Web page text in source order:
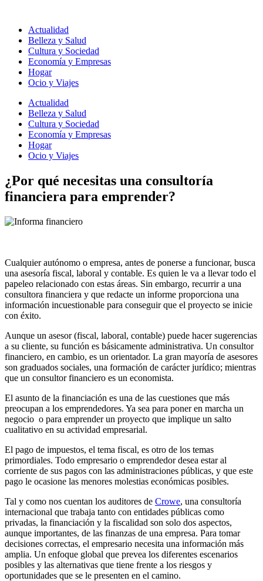
contenidoActualidad
Belleza y Salud
Cultura y Sociedad
Economía y Empresas
Hogar
Ocio y Viajes
Actualidad
Belleza y Salud
Cultura y Sociedad
Economía y Empresas
Hogar
Ocio y Viajes
¿Por qué necesitas una consultoría
financiera para emprender?
Cualquier autónomo o empresa, antes de ponerse a funcionar, busca
una asesoría fiscal, laboral y contable. Es quien le va a llevar todo el
papeleo relacionado con estas áreas. Sin embargo, recurrir a una
consultora financiera y que redacte un informe proporciona una
información incuestionable para conseguir que el proyecto se inicie
con éxito.
Aunque un asesor (fiscal, laboral, contable) puede hacer sugerencias
a su cliente, su función es básicamente administrativa. Un consultor
financiero, en cambio, es un orientador. La gran mayoría de asesores
son graduados sociales, una formación de carácter jurídico; mientras
que un consultor financiero es un economista.
El asunto de la financiación es una de las cuestiones que más
preocupan a los emprendedores. Ya sea para poner en marcha un
negocio o para emprender un proyecto que implique un salto
cualitativo en su actividad empresarial.
El pago de impuestos, el tema fiscal, es otro de los temas
primordiales. Todo empresario o emprendedor desea estar al
corriente de sus pagos con las administraciones públicas, y que este
pago le ocasione las menores molestias económicas posibles.
Tal y como nos cuentan los auditores de Crowe, una consultoría
internacional que trabaja tanto con entidades públicas como
privadas, la financiación y la fiscalidad son solo dos aspectos,
aunque importantes, de las finanzas de una empresa. Para tomar
decisiones correctas, el empresario necesita una información más
amplia. Un enfoque global que prevea los diferentes escenarios
posibles y las alternativas que tiene frente a los riesgos y
oportunidades que se le presenten en el camino.